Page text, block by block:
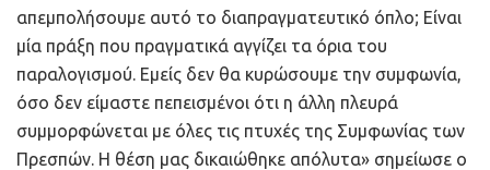
απεμπολήσουμε αυτό το διαπραγματευτικό όπλο; Είναι
μία πράξη που πραγματικά αγγίζει τα όρια του
παραλογισμού. Εμείς δεν θα κυρώσουμε την συμφωνία,
όσο δεν είμαστε πεπεισμένοι ότι η άλλη πλευρά
συμμορφώνεται με όλες τις πτυχές της Συμφωνίας των
Πρεσπών. Η θέση μας δικαιώθηκε απόλυτα» σημείωσε ο